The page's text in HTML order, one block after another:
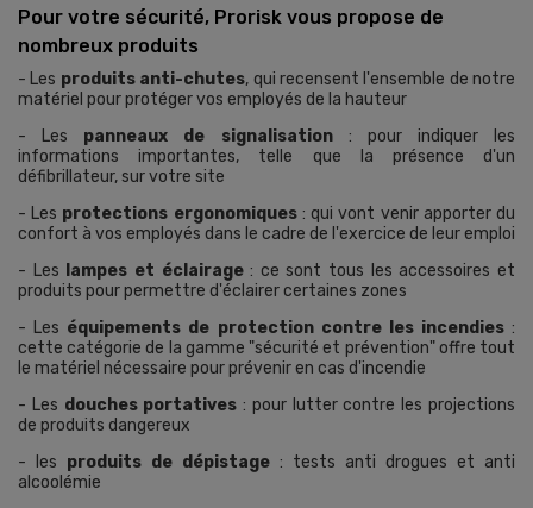
Pour votre sécurité, Prorisk vous propose de
nombreux produits
- Les produits anti-chutes, qui recensent l'ensemble de notre
matériel pour protéger vos employés de la hauteur
- Les panneaux de signalisation: pour indiquer les
informations importantes, telle que la présence d'un
défibrillateur, sur votre site
- Les protections ergonomiques: qui vont venir apporter du
confort à vos employés dans le cadre de l'exercice de leur emploi
- Les
lampes et éclairage: ce sont tous les accessoires et
produits pour permettre d'éclairer certaines zones
- Les équipements de protection contre les incendies:
cette catégorie de la gamme "sécurité et prévention" offre tout
le matériel nécessaire pour prévenir en cas d'incendie
- Les douches portatives : pour lutter contre les projections
de produits dangereux
- les produits de dépistage : tests anti drogues et anti
alcoolémie